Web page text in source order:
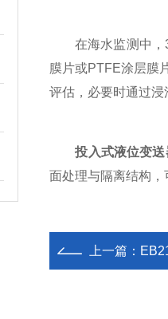
在海水监测中，
膜片或PTFE涂层膜
评估，必要时通过
投入式液位变送
面处理与隔离结构
上一篇：